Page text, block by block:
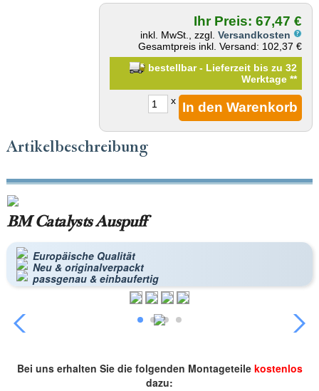
Ihr Preis: 67,47 €
inkl. MwSt., zzgl.Versandkosten
Gesamtpreis inkl. Versand: 102,37 €
bestellbar - Lieferzeit bis zu 32
Werktage**
x
Artikelbeschreibung
BM Catalysts Auspuff
Europäische Qualität
Neu & originalverpackt
passgenau & einbaufertig
Bei uns erhalten Sie die folgenden Montageteile kostenlos
dazu: